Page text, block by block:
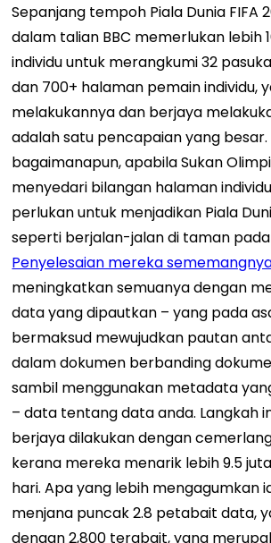
Sepanjang tempoh Piala Dunia FIFA
dalam talian BBC memerlukan lebih
individu untuk merangkumi 32
dan 700+ halaman pemain individu,
melakukannya dan berjaya
adalah satu pencapaian yang besar.
bagaimanapun, apabila Sukan
menyedari bilangan halaman
perlukan untuk menjadikan Piala
seperti berjalan-jalan di taman pada
Penyelesaian mereka
meningkatkan semuanya dengan
data yang dipautkan – yang pada
bermaksud mewujudkan pautan
dalam dokumen berbanding
sambil menggunakan metadata
– data tentang data anda. Langkah
berjaya dilakukan dengan
kerana mereka menarik lebih 9.5
hari. Apa yang lebih mengagumkan
menjana puncak 2.8 petabait data,
dengan 2,800 terabait, yang